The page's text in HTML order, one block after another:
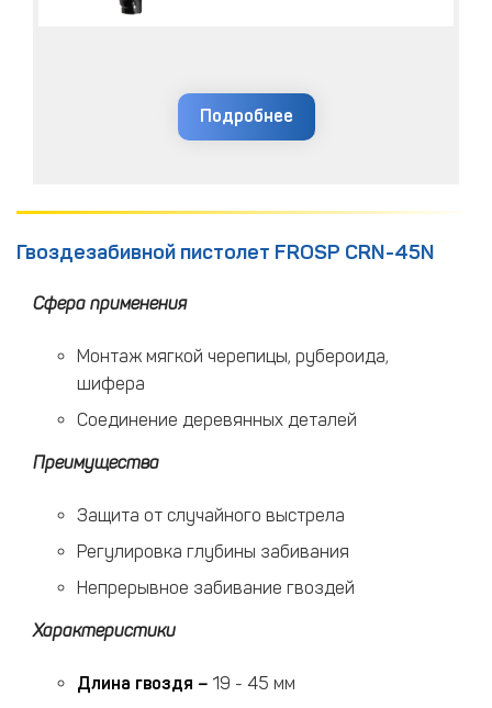
Подробнее
Гвоздезабивной пистолет FROSP CRN-45N
Сфера применения
Монтаж мягкой черепицы, рубероида,
шифера
Соединение деревянных деталей
Преимущества
Защита от случайного выстрела
Регулировка глубины забивания
Непрерывное забивание гвоздей
Характеристики
Длина гвоздя – 19 - 45 мм